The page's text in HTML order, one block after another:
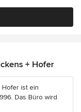
+ Hofer
Hofer ist ein
Das Büro wird